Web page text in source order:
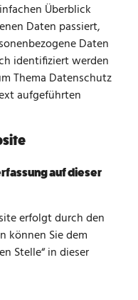
Login
Überblick
Daten passiert,
Daten
identifiziert werden
Thema Datenschutz
aufgeführten
auf dieser
erfolgt durch den
können Sie dem
Stelle“ in dieser